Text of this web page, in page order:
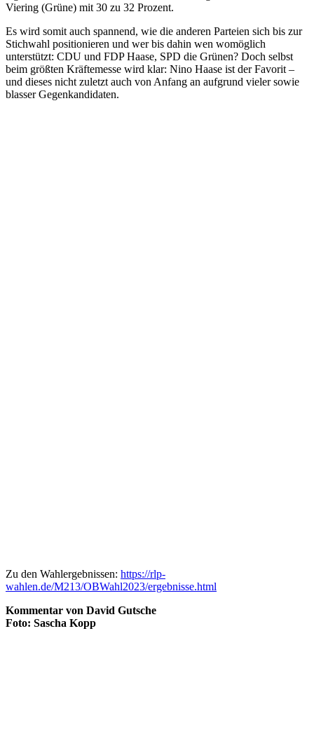
Viering (Grüne) mit 30 zu 32 Prozent.
Es wird somit auch spannend, wie die anderen Parteien sich bis zur
Stichwahl positionieren und wer bis dahin wen womöglich
unterstützt: CDU und FDP Haase, SPD die Grünen? Doch selbst
beim größten Kräftemesse wird klar: Nino Haase ist der Favorit –
und dieses nicht zuletzt auch von Anfang an aufgrund vieler sowie
blasser Gegenkandidaten.
Zu den Wahlergebnissen: https://rlp-
wahlen.de/M213/OBWahl2023/ergebnisse.html
Kommentar von David Gutsche
Foto: Sascha Kopp